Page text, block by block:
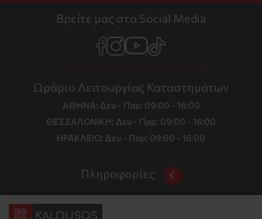
Βρείτε μας στα Social Media
Ωράριο Λειτουργίας Καταστημάτων
ΑΘΗΝΑ: Δευ - Παρ: 09:00 - 16:00
ΘΕΣΣΑΛΟΝΙΚΗ: Δευ - Παρ: 09:00 - 16:00
ΗΡΑΚΛΕΙΟ: Δευ - Παρ: 09:00 - 16:00
Πληροφορίες
Όροι και Προϋποθέσεις
Τιμές, Τρόποι Αποστολής και Πληρωμής
Επικοινωνία